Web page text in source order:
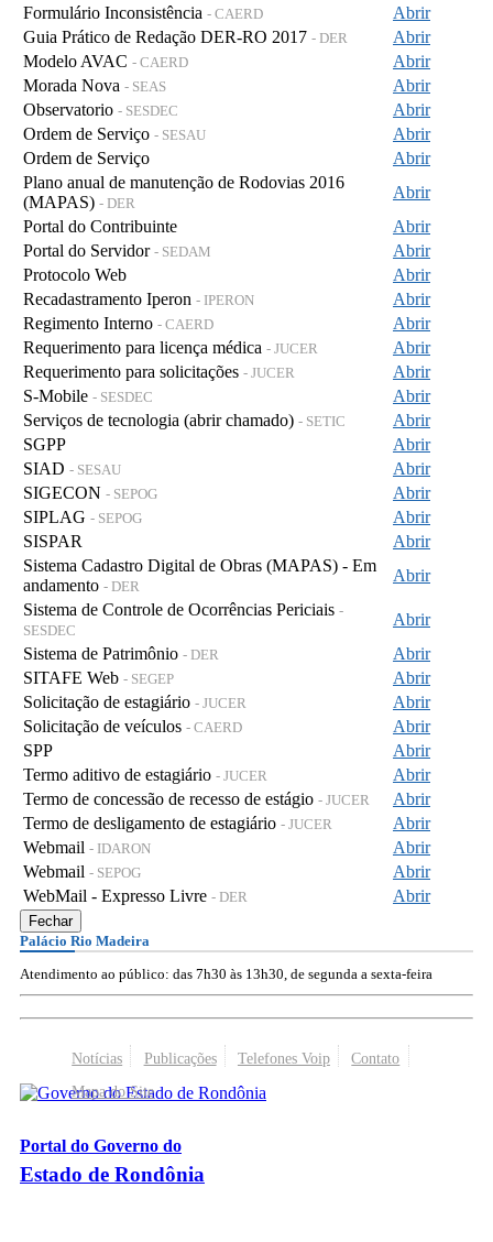
Formulário Inconsistência - CAERD
Abrir
Guia Prático de Redação DER-RO 2017 - DER
Abrir
Modelo AVAC - CAERD
Abrir
Morada Nova - SEAS
Abrir
Observatorio - SESDEC
Abrir
Ordem de Serviço - SESAU
Abrir
Ordem de Serviço
Abrir
Plano anual de manutenção de Rodovias 2016
(MAPAS) - DER
Abrir
Portal do Contribuinte
Abrir
Portal do Servidor - SEDAM
Abrir
Protocolo Web
Abrir
Recadastramento Iperon - IPERON
Abrir
Regimento Interno - CAERD
Abrir
Requerimento para licença médica - JUCER
Abrir
Requerimento para solicitações - JUCER
Abrir
S-Mobile - SESDEC
Abrir
Serviços de tecnologia (abrir chamado) - SETIC
Abrir
SGPP
Abrir
SIAD - SESAU
Abrir
SIGECON - SEPOG
Abrir
SIPLAG - SEPOG
Abrir
SISPAR
Abrir
Sistema Cadastro Digital de Obras (MAPAS) - Em
andamento - DER
Abrir
Sistema de Controle de Ocorrências Periciais -
SESDEC
Abrir
Sistema de Patrimônio - DER
Abrir
SITAFE Web - SEGEP
Abrir
Solicitação de estagiário - JUCER
Abrir
Solicitação de veículos - CAERD
Abrir
SPP
Abrir
Termo aditivo de estagiário - JUCER
Abrir
Termo de concessão de recesso de estágio - JUCER
Abrir
Termo de desligamento de estagiário - JUCER
Abrir
Webmail - IDARON
Abrir
Webmail - SEPOG
Abrir
WebMail - Expresso Livre - DER Abrir
Fechar
Palácio Rio Madeira
Atendimento ao público: das 7h30 às 13h30, de segunda a sexta-feira
Notícias Publicações Telefones Voip
Contato
Mapa do Site
Portal do Governo do
Estado de Rondônia